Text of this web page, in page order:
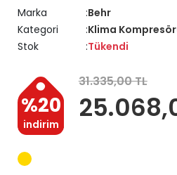
Marka
Behr
Kategori
Klima
Stok
Tükendi
%20
indirim
31.335,00 TL